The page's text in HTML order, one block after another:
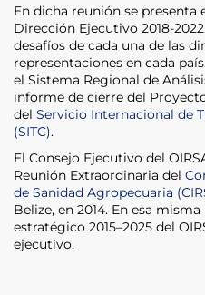
En dicha reunión se presenta
Dirección Ejecutivo 2018-
desafíos de cada una de las
representaciones en cada
el Sistema Regional de
informe de cierre del
del Servicio Internacional de
(SITC).
El Consejo Ejecutivo del
Reunión Extraordinaria del
de Sanidad Agropecuaria
Belize, en 2014. En esa
estratégico 2015–2025 del
ejecutivo.